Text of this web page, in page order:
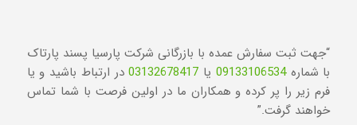
“جهت ثبت سفارش عمده با بازرگانی شرکت پارسیا پسند پارتاک
با شماره09133106534 یا 03132678417در ارتباط باشید و یا
فرم زیر را پر کرده و همکاران ما در اولین فرصت با شما تماس
خواهند گرفت.”